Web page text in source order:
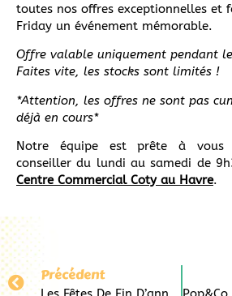
toutes nos offres exceptionnelles et
Friday un événement mémorable.
Offre valable uniquement pendant
Faites vite, les stocks sont limités !
*Attention, les offres ne sont pas
déjà en cours*
Notre équipe est prête à vous
conseiller du lundi au samedi de
Centre Commercial Coty au Havre.
Précédent